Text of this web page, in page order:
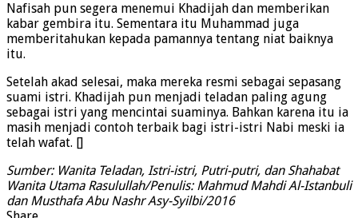
Nafisah pun segera menemui Khadijah dan memberikan
kabar gembira itu. Sementara itu Muhammad juga
memberitahukan kepada pamannya tentang niat baiknya
itu.
Setelah akad selesai, maka mereka resmi sebagai sepasang
suami istri. Khadijah pun menjadi teladan paling agung
sebagai istri yang mencintai suaminya. Bahkan karena itu ia
masih menjadi contoh terbaik bagi istri-istri Nabi meski ia
telah wafat. []
Sumber: Wanita Teladan, Istri-istri, Putri-putri, dan Shahabat
Wanita Utama Rasulullah/Penulis: Mahmud Mahdi Al-Istanbuli
dan Musthafa Abu Nashr Asy-Syilbi/2016